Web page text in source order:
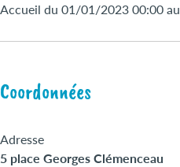
Accueil du 01/01/2023 00:00
Coordonnées
Adresse
5 place Georges Clémenceau